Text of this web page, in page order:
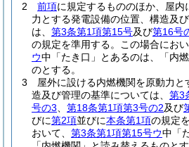
2
前項に規定するもののほか、屋内
力とする発電設備の位置、構造及
は、 第3条第1項第15号及び第16号
の規定を準用する。
この場合におい
ウ中「たき口」とあるのは、「内
のとする。
3
屋外に設ける内燃機関を原動力
造及び管理の基準については、 第3
号の3
第18条第1項第3号の2及び
びに第2項並びに本条第1項の規定
おいて、 第3条第1項第15号ウ中「